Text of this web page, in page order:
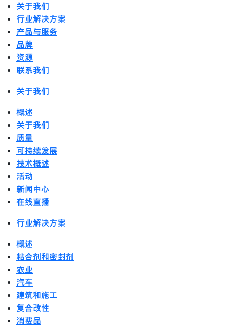
关于我们
行业解决方案
产品与服务
品牌
资源
联系我们
关于我们
概述
关于我们
质量
可持续发展
技术概述
活动
新闻中心
在线直播
行业解决方案
概述
粘合剂和密封剂
农业
汽车
建筑和施工
复合改性
消费品